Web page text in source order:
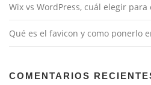
Wix vs WordPress, cuál elegir
Qué es el favicon y como ponerlo
COMENTARIOS